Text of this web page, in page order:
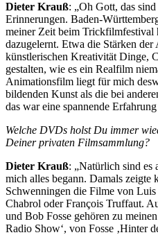
Dieter Krauß: „Oh Gott, das
Erinnerungen. Baden-
meiner Zeit beim Trickfilmfestival
dazugelernt. Etwa die Stärken
künstlerischen Kreativität Dinge,
gestalten, wie es ein Realfilm
Animationsfilm liegt für mich
bildenden Kunst als die bei
das war eine spannende
Welche DVDs holst Du immer
Deiner privaten Filmsammlung?
Dieter Krauß: „Natürlich sind es
mich alles begann. Damals
Schwenningen die Filme von
Chabrol oder François Truffaut.
und Bob Fosse gehören zu
Radio Show‘, von Fosse ‚Hinter